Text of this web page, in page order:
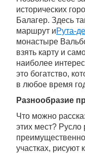
исторических
Балагер. Здесь
маршрут иРута-
монастыре
взять карту и
наиболее
это богатство,
в любое время
Разнообразие
Что можно
этих мест? Русло
участках, рисуют